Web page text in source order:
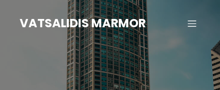
springenVATSALIDIS MARMOR